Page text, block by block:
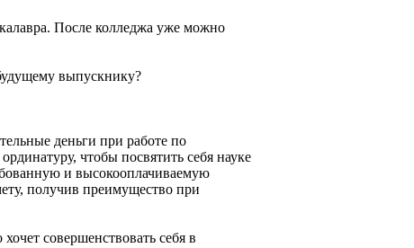
После колледжа уже можно
выпускнику?
деньги при работе по
чтобы посвятить себя науке
и высокооплачиваемую
получив преимущество при
совершенствовать себя в